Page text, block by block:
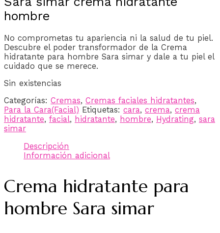
hombre
No comprometas tu apariencia ni la salud de tu piel.
Descubre el poder transformador de la Crema
hidratante para hombre Sara simar y dale a tu piel el
cuidado que se merece.
Sin existencias
Categorías: Cremas, Cremas faciales hidratantes,
Para la Cara(Facial) Etiquetas: cara, crema, crema
hidratante, facial, hidratante, hombre, Hydrating, sara
simar
Descripción
Información adicional
Crema hidratante para
hombre Sara simar